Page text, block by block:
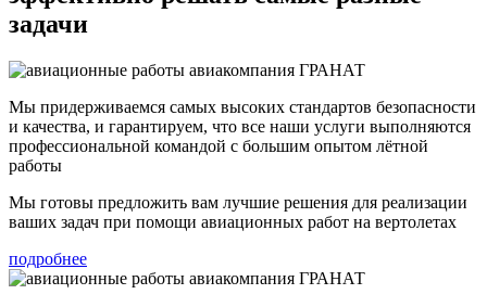
задачи
Мы придерживаемся самых высоких стандартов безопасности
и качества, и гарантируем, что все наши услуги выполняются
профессиональной командой с большим опытом лётной
работы
Мы готовы предложить вам лучшие решения для реализации
ваших задач при помощи авиационных работ на вертолетах
подробнее